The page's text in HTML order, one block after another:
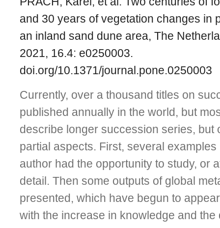
and 30 years of vegetation changes in
an inland sand dune area, The
2021, 16.4: e0250003.
doi.org/10.1371/journal.pone.0250003
Currently, over a thousand titles on
published annually in the world, but
describe longer succession series, but
partial aspects. First, several
author had the opportunity to study, or
detail. Then some outputs of global
presented, which have begun to
with the increase in knowledge and the